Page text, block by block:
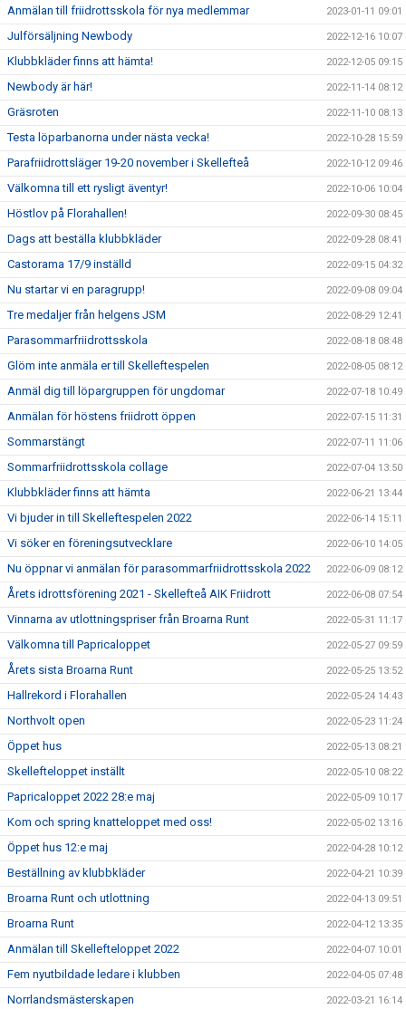
Anmälan till friidrottsskola för nya medlemmar 2023-01-11 09:01
Julförsäljning Newbody 2022-12-16 10:07
Klubbkläder finns att hämta! 2022-12-05 09:15
Newbody är här! 2022-11-14 08:12
Gräsroten 2022-11-10 08:13
Testa löparbanorna under nästa vecka! 2022-10-28 15:59
Parafriidrottsläger 19-20 november i Skellefteå 2022-10-12 09:46
Välkomna till ett rysligt äventyr! 2022-10-06 10:04
Höstlov på Florahallen! 2022-09-30 08:45
Dags att beställa klubbkläder 2022-09-28 08:41
Castorama 17/9 inställd 2022-09-15 04:32
Nu startar vi en paragrupp! 2022-09-08 09:04
Tre medaljer från helgens JSM 2022-08-29 12:41
Parasommarfriidrottsskola 2022-08-18 08:48
Glöm inte anmäla er till Skelleftespelen 2022-08-05 08:12
Anmäl dig till löpargruppen för ungdomar 2022-07-18 10:49
Anmälan för höstens friidrott öppen 2022-07-15 11:31
Sommarstängt 2022-07-11 11:06
Sommarfriidrottsskola collage 2022-07-04 13:50
Klubbkläder finns att hämta 2022-06-21 13:44
Vi bjuder in till Skelleftespelen 2022 2022-06-14 15:11
Vi söker en föreningsutvecklare 2022-06-10 14:05
Nu öppnar vi anmälan för parasommarfriidrottsskola 2022 2022-06-09 08:12
Årets idrottsförening 2021 - Skellefteå AIK Friidrott 2022-06-08 07:54
Vinnarna av utlottningspriser från Broarna Runt 2022-05-31 11:17
Välkomna till Papricaloppet 2022-05-27 09:59
Årets sista Broarna Runt 2022-05-25 13:52
Hallrekord i Florahallen 2022-05-24 14:43
Northvolt open 2022-05-23 11:24
Öppet hus 2022-05-13 08:21
Skellefteloppet inställt 2022-05-10 08:22
Papricaloppet 2022 28:e maj 2022-05-09 10:17
Kom och spring knatteloppet med oss! 2022-05-02 13:16
Öppet hus 12:e maj 2022-04-28 10:12
Beställning av klubbkläder 2022-04-21 10:39
Broarna Runt och utlottning 2022-04-13 09:51
Broarna Runt 2022-04-12 13:35
Anmälan till Skellefteloppet 2022 2022-04-07 10:01
Fem nyutbildade ledare i klubben 2022-04-05 07:48
Norrlandsmästerskapen 2022-03-21 16:14